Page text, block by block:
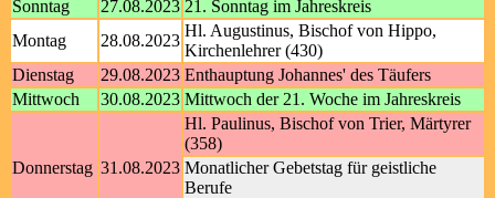
Sonntag 27.08.2023 21. Sonntag im Jahreskreis
Montag
28.08.2023
Hl. Augustinus, Bischof von Hippo,
Kirchenlehrer (430)
Dienstag
29.08.2023 Enthauptung Johannes' des Täufers
Mittwoch
30.08.2023 Mittwoch der 21. Woche im Jahreskreis
Donnerstag 31.08.2023
Hl. Paulinus, Bischof von Trier, Märtyrer
(358)
Monatlicher Gebetstag für geistliche
Berufe